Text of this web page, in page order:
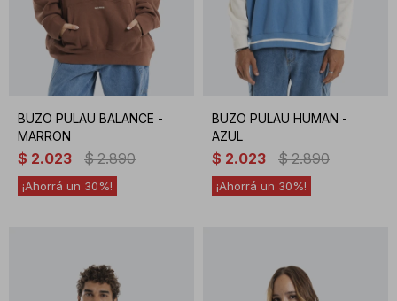
BUZO PULAU BALANCE -
MARRON
$ 2.023 $ 2.890
30
BUZO PULAU HUMAN -
AZUL
$ 2.023 $ 2.890
30